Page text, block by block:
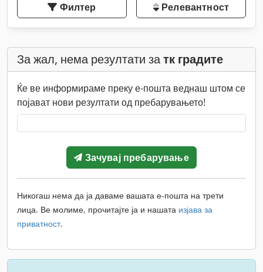
Филтер Релевантност
За жал, нема резултати затк градите
Ќе ве информираме преку е-пошта веднаш штом се
појават нови резултати од пребарувањето!
Зачувај пребарување
Никогаш нема да ја даваме вашата е-пошта на трети
лица. Ве молиме, прочитајте ја и нашата изјава за
приватност.